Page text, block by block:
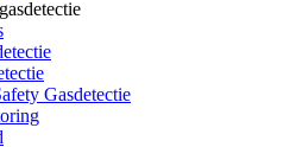
Gasdetectie